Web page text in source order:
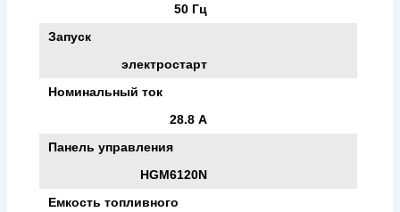
50 Гц
Запуск
электростарт
Номинальный ток
28.8 А
Панель управления
HGM6120N
Емкость топливного